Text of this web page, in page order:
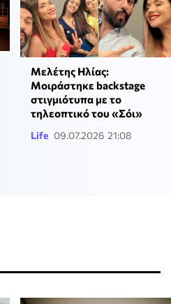
Μελέτης Ηλίας:
Μοιράστηκε backstage
στιγμιότυπα με το
τηλεοπτικό του «Σόι»
Life 09.07.2026 21:08